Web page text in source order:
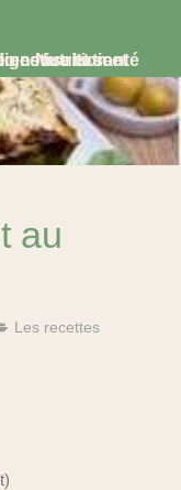
à Saumur, Avoine et en visio consultation
au
Les recettes